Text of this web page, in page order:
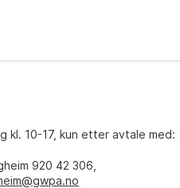
kl. 10-17, kun etter avtale med:
920 42 306,